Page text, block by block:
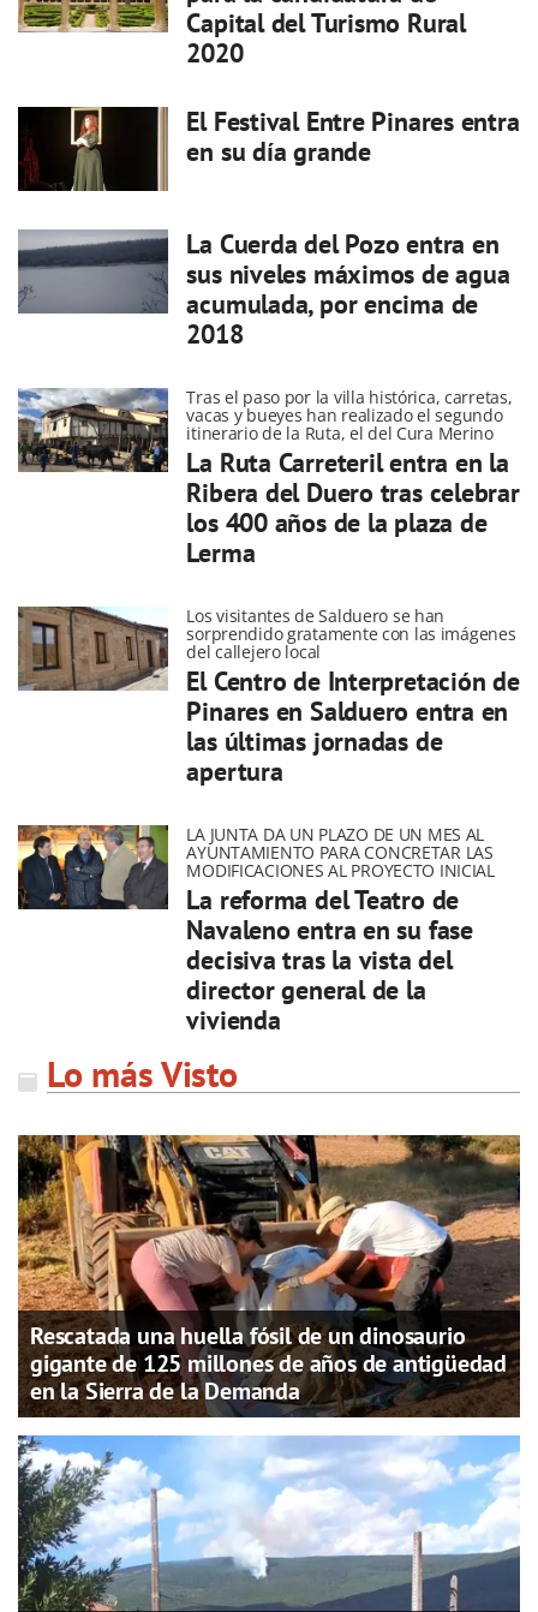
Capital del Turismo Rural
2020
El Festival Entre Pinares entra
en su día grande
La Cuerda del Pozo entra en
sus niveles máximos de agua
acumulada, por encima de
2018
Tras el paso por la villa histórica, carretas,
vacas y bueyes han realizado el segundo
itinerario de la Ruta, el del Cura Merino
La Ruta Carreteril entra en la
Ribera del Duero tras celebrar
los 400 años de la plaza de
Lerma
Los visitantes de Salduero se han
sorprendido gratamente con las imágenes
del callejero local
El Centro de Interpretación de
Pinares en Salduero entra en
las últimas jornadas de
apertura
LA JUNTA DA UN PLAZO DE UN MES AL
AYUNTAMIENTO PARA CONCRETAR LAS
MODIFICACIONES AL PROYECTO INICIAL
La reforma del Teatro de
Navaleno entra en su fase
decisiva tras la vista del
director general de la
vivienda
Lo más Visto
Rescatada una huella fósil de un dinosaurio
gigante de 125 millones de años de antigüedad
en la Sierra de la Demanda